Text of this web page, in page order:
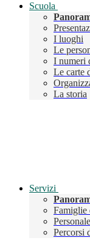
Scuola
I luoghi
Le
I numeri
Le carte
La storia
Servizi
Famiglie
Percorsi